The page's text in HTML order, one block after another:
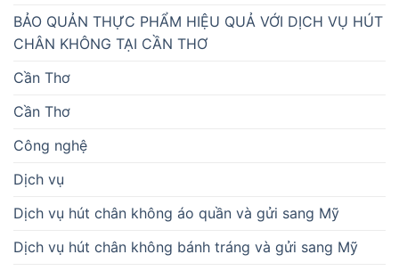
BẢO QUẢN THỰC PHẨM HIỆU QUẢ VỚI DỊCH VỤ HÚT
CHÂN KHÔNG TẠI CẦN THƠ
Cần Thơ
Cần Thơ
Công nghệ
Dịch vụ
Dịch vụ hút chân không áo quần và gửi sang Mỹ
Dịch vụ hút chân không bánh tráng và gửi sang Mỹ